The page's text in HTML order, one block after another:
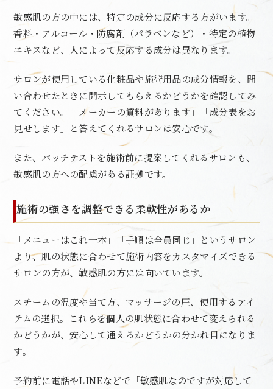
敏感肌の方の中には、特定の成分に反応する方がいます。
香料・アルコール・防腐剤（パラベンなど）・特定の植物
エキスなど、人によって反応する成分は異なります。
サロンが使用している化粧品や施術用品の成分情報を、問
い合わせたときに開示してもらえるかどうかを確認してみ
てください。「メーカーの資料があります」「成分表をお
見せします」と答えてくれるサロンは安心です。
また、パッチテストを施術前に提案してくれるサロンも、
敏感肌の方への配慮がある証拠です。
施術の強さを調整できる柔軟性があるか
「メニューはこれ一本」「手順は全員同じ」というサロン
より、肌の状態に合わせて施術内容をカスタマイズできる
サロンの方が、敏感肌の方には向いています。
スチームの温度や当て方、マッサージの圧、使用するアイ
テムの選択。これらを個人の肌状態に合わせて変えられる
かどうかが、安心して通えるかどうかの分かれ目になりま
す。
予約前に電話やLINEなどで「敏感肌なのですが対応して